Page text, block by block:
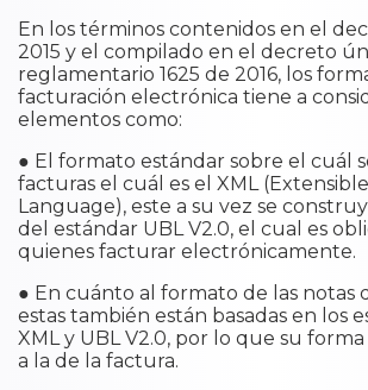
En los términos contenidos en el
2015 y el compilado en el decreto
reglamentario 1625 de 2016, los
facturación electrónica tiene a
elementos como:
● El formato estándar sobre el cuál
facturas el cuál es el XML
Language), este a su vez se
del estándar UBL V2.0, el cual es
quienes facturar electrónicamente.
● En cuánto al formato de las notas
estas también están basadas en los
XML y UBL V2.0, por lo que su
a la de la factura.